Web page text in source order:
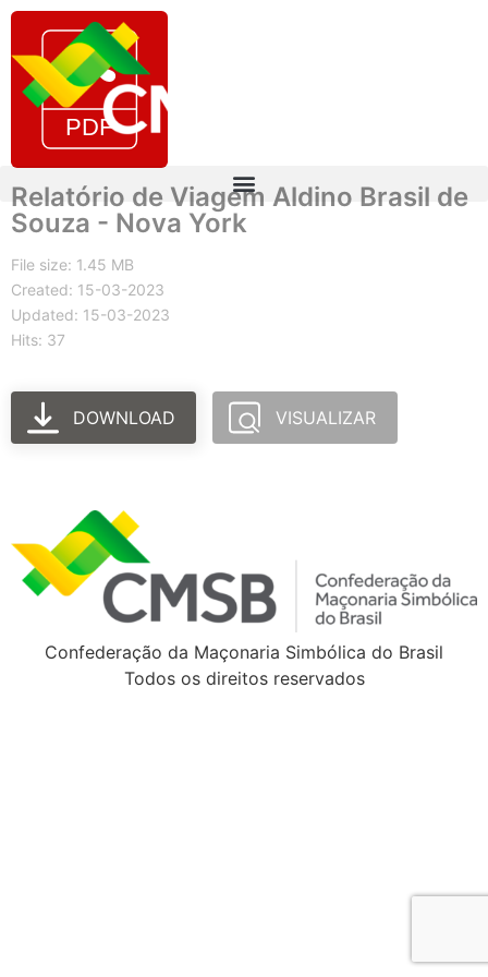
Relatório de Viagem Aldino Brasil de
Souza - Nova York
File size: 1.45 MB
Created: 15-03-2023
Updated: 15-03-2023
Hits: 37
DOWNLOAD VISUALIZAR
Confederação da Maçonaria Simbólica do Brasil
Todos os direitos reservados